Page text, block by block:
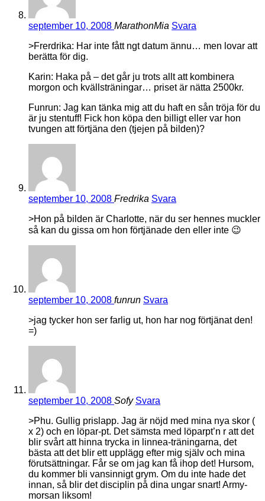
september 10, 2008 MarathonMia Svara
>Frerdrika: Har inte fått ngt datum ännu… men lovar att
berätta för dig.
Karin: Haka på – det går ju trots allt att kombinera
morgon och kvällsträningar… priset är nätta 2500kr.
Funrun: Jag kan tänka mig att du haft en sån tröja för du
är ju stentuff! Fick hon köpa den billigt eller var hon
tvungen att förtjäna den (tjejen på bilden)?
september 10, 2008 Fredrika Svara
>Hon på bilden är Charlotte, när du ser hennes muckler
så kan du gissa om hon förtjänade den eller inte 😉
september 10, 2008 funrun Svara
>jag tycker hon ser farlig ut, hon har nog förtjänat den!
=)
september 10, 2008 Sofy Svara
>Phu. Gullig prislapp. Jag är nöjd med mina nya skor (
x 2) och en löpar-pt. Det sämsta med löparpt’n r att det
blir svårt att hinna trycka in linnea-träningarna, det
bästa att det blir ett upplägg efter mig själv och mina
förutsättningar. Får se om jag kan få ihop det! Hursom,
du kommer bli vansinnigt grym. Om du inte hade det
innan, så blir det disciplin på dina ungar snart! Army-
morsan liksom!